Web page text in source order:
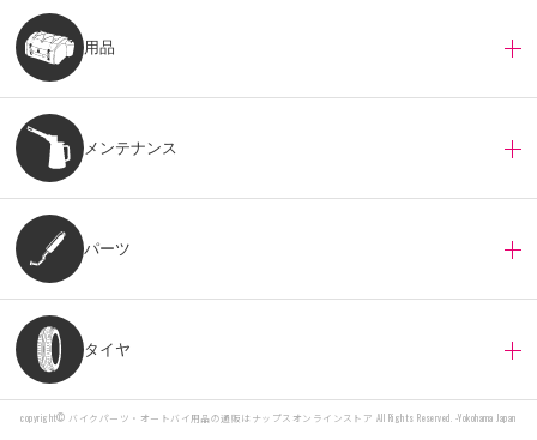
カートに入れる
用品
メンテナンス
パーツ
タイヤ
copyright© バイクパーツ・オートバイ用品の通販はナップスオンラインストア All Rights Reserved. -Yokohama Japan